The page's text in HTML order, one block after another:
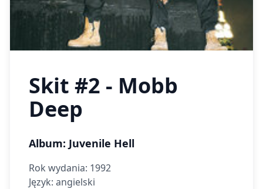
Skit #2 - Mobb
Deep
Album: Juvenile Hell
Rok wydania: 1992
Język: angielski